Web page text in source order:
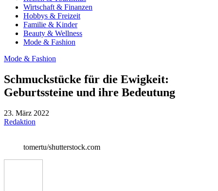
Wirtschaft & Finanzen
Hobbys & Freizeit
Familie & Kinder
Beauty & Wellness
Mode & Fashion
Mode & Fashion
Schmuckstücke für die Ewigkeit:
Geburtssteine und ihre Bedeutung
23. März 2022
Redaktion
tomertu/shutterstock.com